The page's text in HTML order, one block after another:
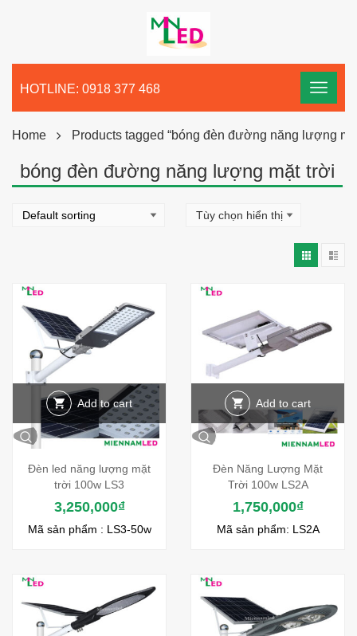
HOTLINE: 0918 377 468
Home Products tagged “bóng đèn đường năng lượng
bóng đèn đường năng lượng mặt trời
Add to cart
Đèn led năng lượng mặt
trời 100w LS3
3,250,000₫
Mã sản phẩm : LS3-50w
Add to cart
Đèn Năng Lượng Mặt
Trời 100w LS2A
1,750,000₫
Mã sản phẩm: LS2A